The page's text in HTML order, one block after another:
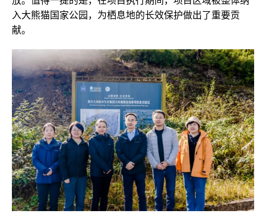
入大熊猫国家公园，为栖息地的长效保护做出了重要贡
献。